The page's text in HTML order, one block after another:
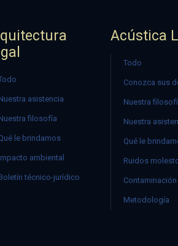
asistencia
filosofía
le brindamos
ambiental
técnico-jurídico
Acústica
Todo
Conozca sus
Nuestra
Nuestra
Qué le
Ruidos
Metodología